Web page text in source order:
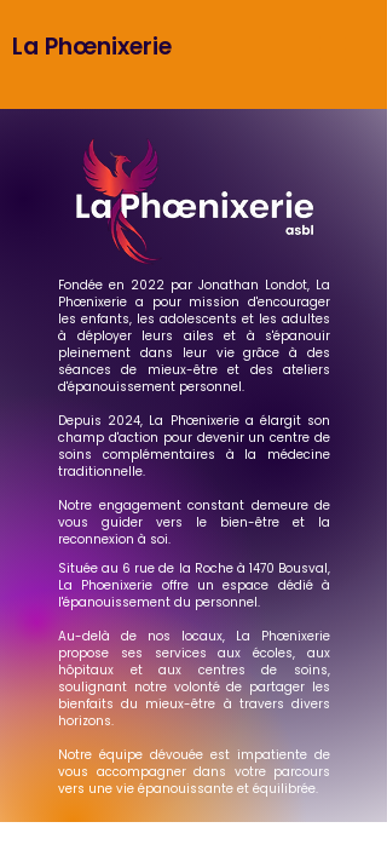
La Phœnixerie
Fondée en 2022 par Jonathan Londot, La
Phœnixerie a pour mission d'encourager
les enfants, les adolescents et les adultes
à déployer leurs ailes et à s'épanouir
pleinement dans leur vie grâce à des
séances de mieux-être et des ateliers
d'épanouissement personnel.
Depuis 2024, La Phœnixerie a élargit son
champ d'action pour devenir un centre de
soins complémentaires à la médecine
traditionnelle.
Notre engagement constant demeure de
vous guider vers le bien-être et la
reconnexion à soi.
Située au 6 rue de la Roche à 1470 Bousval,
La Phoenixerie offre un espace dédié à
l'épanouissement du personnel.
Au-delà de nos locaux, La Phœnixerie
propose ses services aux écoles, aux
hôpitaux et aux centres de soins,
soulignant notre volonté de partager les
bienfaits du mieux-être à travers divers
horizons.
Notre équipe dévouée est impatiente de
vous accompagner dans votre parcours
vers une vie épanouissante et équilibrée.